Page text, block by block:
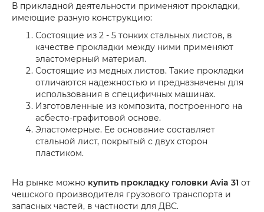
В прикладной деятельности применяют прокладки,
имеющие разную конструкцию:
Состоящие из 2 - 5 тонких стальных листов, в
качестве прокладки между ними применяют
эластомерный материал.
Состоящие из медных листов. Такие прокладки
отличаются надежностью и предназначены для
использования в специфичных машинах.
Изготовленные из композита, построенного на
асбесто-графитовой основе.
Эластомерные. Ее основание составляет
стальной лист, покрытый с двух сторон
пластиком.
На рынке можно купить прокладку головки Avia 31 от
чешского производителя грузового транспорта и
запасных частей, в частности для ДВС.